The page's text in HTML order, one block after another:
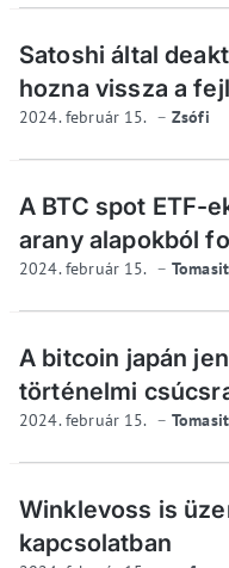
Satoshi által
hozna vissza a
2024. február 15. Zsófi
A BTC spot ETF-
arany alapokból
2024. február 15.
A bitcoin japán
történelmi
2024. február 15.
Winklevoss is
kapcsolatban